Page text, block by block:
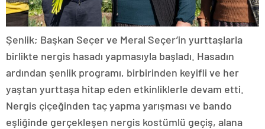
Şenlik; Başkan Seçer ve Meral Seçer’in yurttaşlarla
birlikte nergis hasadı yapmasıyla başladı. Hasadın
ardından şenlik programı, birbirinden keyifli ve her
yaştan yurttaşa hitap eden etkinliklerle devam etti.
Nergis çiçeğinden taç yapma yarışması ve bando
eşliğinde gerçekleşen nergis kostümlü geçiş, alana